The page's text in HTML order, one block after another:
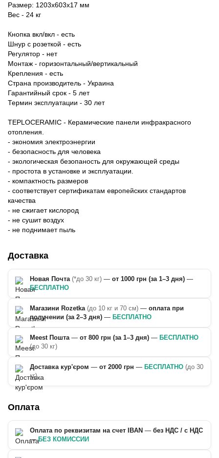
Размер: 1203х603х17 мм
Вес - 24 кг
Кнопка вкл/вкл - есть
Шнур с розеткой - есть
Регулятор - нет
Монтаж - горизонтальный/вертикальный
Крепления - есть
Страна производитель - Украина
Гарантийный срок - 5 лет
Термин эксплуатации - 30 лет
TEPLOCERAMIC - Керамические панели инфракрасного
отопления.
- экономия электроэнергии
- безопасность для человека
- экологическая безопаность для окружающей среды
- простота в установке и эксплуатации.
- компактность размеров
- соответствует сертификатам европейских стандартов
качества
- не сжигает кислород
- не сушит воздух
- не поднимает пыль
Доставка
Новая Почта (*до 30 кг) — от 1000 грн (за 1–3 дня) —
БЕСПЛАТНО
Магазини Rozetka (до 10 кг и 70 см) — оплата при
получении (за 2–3 дня) — БЕСПЛАТНО
Meest Пошта — от 800 грн (за 1–3 дня) — БЕСПЛАТНО
(до 30 кг)
Доставка кур'єром — от 2000 грн — БЕСПЛАТНО (до 30
кг)
Оплата
Оплата по реквизитам на счет IBAN — без НДС / с НДС
—БЕЗ КОМИССИИ